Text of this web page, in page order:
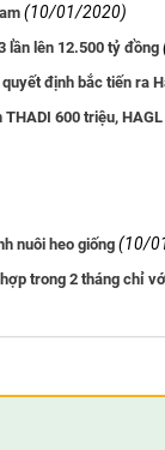
(10/01/2020)
lần lên 12.500 tỷ đồng
định bắc tiến ra
600 triệu,
nuôi heo giống (10/
trong 2 tháng chỉ